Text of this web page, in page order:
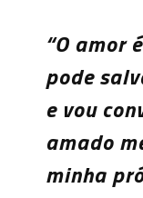
“O amor
pode
e vou
amado
minha